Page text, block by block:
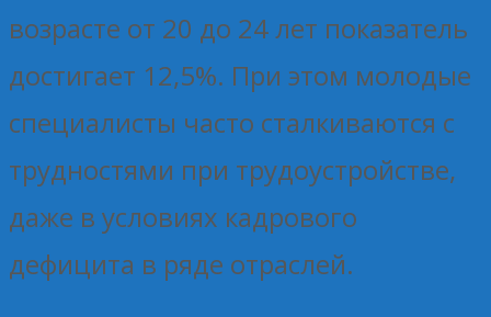
возрасте от 20 до 24 лет показатель
достигает 12,5%. При этом молодые
специалисты часто сталкиваются с
трудностями при трудоустройстве,
даже в условиях кадрового
дефицита в ряде отраслей.